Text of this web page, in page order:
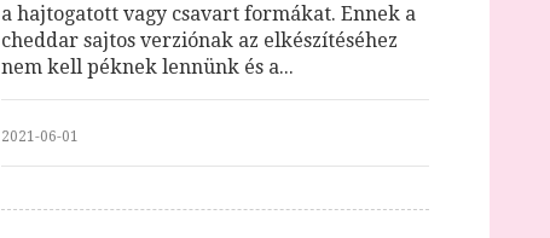
a hajtogatott vagy csavart formákat. Ennek a
cheddar sajtos verziónak az elkészítéséhez
nem kell péknek lennünk és a...
2021-06-01